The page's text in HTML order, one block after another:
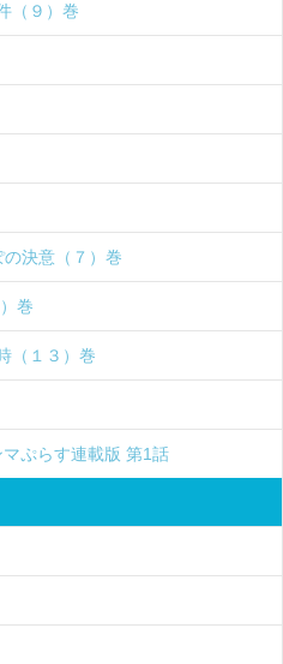
（９）巻
決意（７）巻
巻
（１３）巻
ぷらす連載版 第1話